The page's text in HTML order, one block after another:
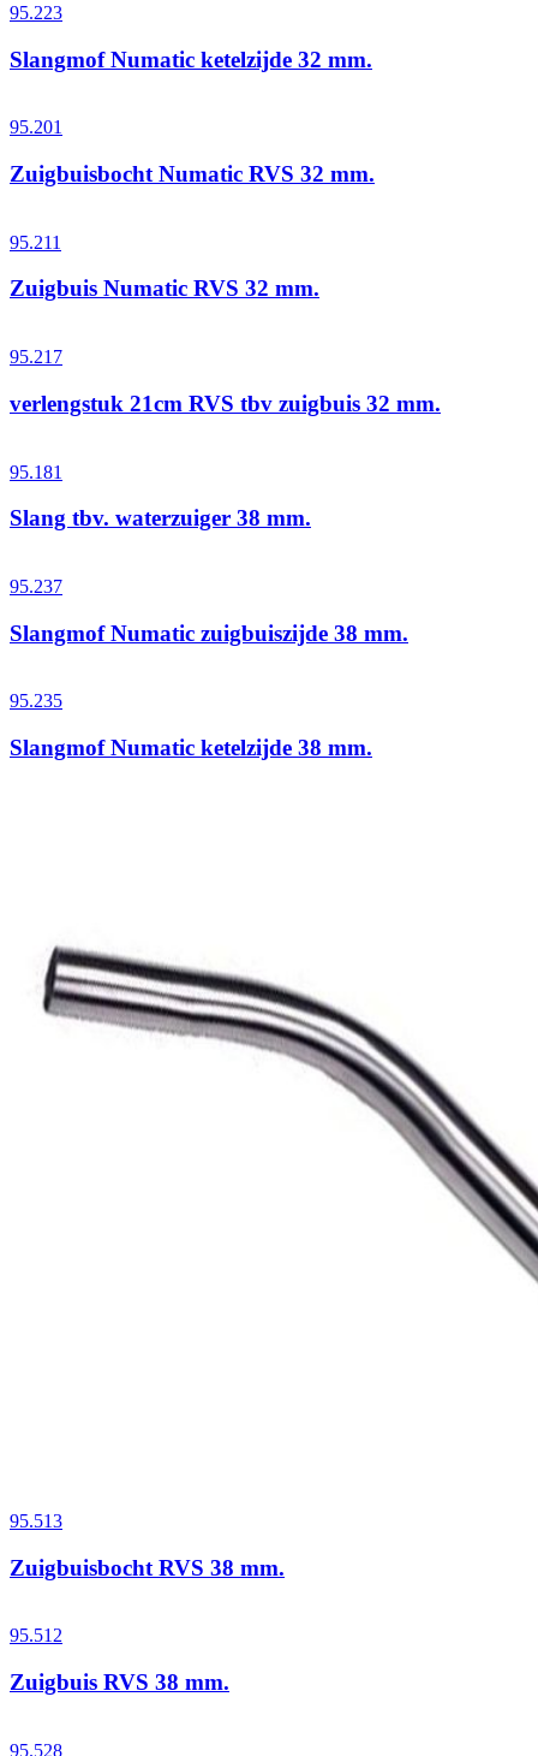
95.223
Slangmof Numatic ketelzijde 32 mm.
95.201
Zuigbuisbocht Numatic RVS 32 mm.
95.211
Zuigbuis Numatic RVS 32 mm.
95.217
verlengstuk 21cm RVS tbv zuigbuis 32 mm.
95.181
Slang tbv. waterzuiger 38 mm.
95.237
Slangmof Numatic zuigbuiszijde 38 mm.
95.235
Slangmof Numatic ketelzijde 38 mm.
95.513
Zuigbuisbocht RVS 38 mm.
95.512
Zuigbuis RVS 38 mm.
95.528